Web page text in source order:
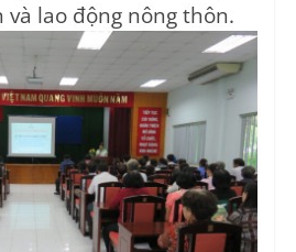
và lao động nông thôn.